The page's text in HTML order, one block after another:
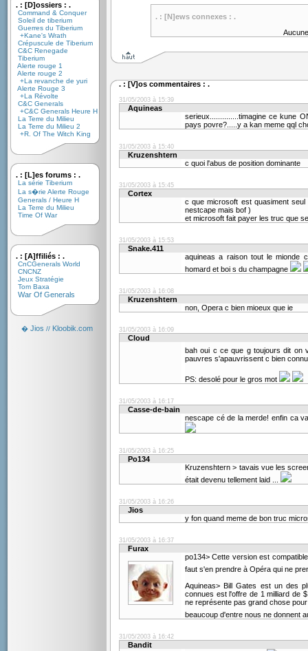
. : [D]ossiers : .
Command & Conquer
Soleil de tiberium
Guerres du Tiberium
+Kane's Wrath
Crépuscule de Tiberium
C&C Renegade
Tiberium
Alerte rouge 1
Alerte rouge 2
+La revanche de yuri
Alerte Rouge 3
+La Révolte
C&C Generals
+C&C Generals Heure H
La Terre du Milieu
La Terre du Milieu 2
+R. Of The Witch King
. : [L]es forums : .
La série Tiberium
La s�rie Alerte Rouge
Generals / Heure H
La Terre du Milieu
Time Of War
. : [A]ffiliés : .
CnCGenerals World
CNCNZ
Jeux Stratégie
Tom Baxa
War Of Generals
� Jios // Kloobik.com
. : [N]ews connexes : .
. : [V]os commentaires : .
31/05/2003 à 15:39
Aquineas
serieux..............timagine ce kune
pays povre?.....y a kan meme qql
31/05/2003 à 15:40
Kruzenshtern
c quoi l'abus de position dominante
31/05/2003 à 15:45
Cortex
c que microsoft est quasiment
nestcape mais bof )
et microsoft fait payer les truc que
31/05/2003 à 15:53
Snake.411
aquineas a raison tout le mionde
homard et boi s du champagne
31/05/2003 à 16:08
Kruzenshtern
non, Opera c bien mioeux que ie
31/05/2003 à 16:09
Cloud
bah oui c ce que g toujours dit on
pauvres s'apauvrissent c bien connu
PS: desolé pour le gros mot
31/05/2003 à 16:17
Casse-de-bain
nescape cé de la merde! enfin ca
31/05/2003 à 16:25
Po134
Kruzenshtern > tavais vue les
était devenu tellement laid ...
31/05/2003 à 16:26
Jios
y fon quand meme de bon truc
31/05/2003 à 16:37
Furax
po134> Cette version est
faut s'en prendre à Opéra qui ne
Aquineas> Bill Gates est un des
connues est l'offre de 1 milliard de
ne représente pas grand chose
beaucoup d'entre nous ne donnent
31/05/2003 à 16:42
Bandit